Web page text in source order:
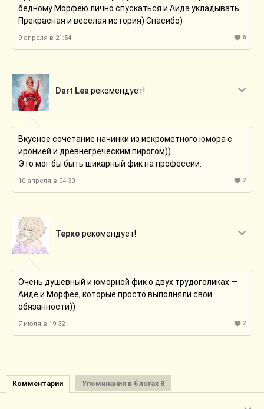
бедному Морфею лично спускаться и Аида укладывать.
Прекрасная и веселая история) Спасибо)
9 апреля в 21:54 6
Dart Lea рекомендует!
Вкусное сочетание начинки из искрометного юмора с
иронией и древнегреческим пирогом))
Это мог бы быть шикарный фик на профессии.
10 апреля в 04:30 2
Терко рекомендует!
Очень душевный и юморной фик о двух трудоголиках —
Аиде и Морфее, которые просто выполняли свои
обязанности))
7 июля в 19:32 2
Комментарии Упоминания в блогах 8